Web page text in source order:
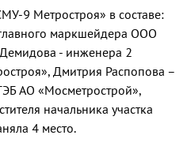
9 Метростроя» в составе:
маркшейдера ООО
- инженера 2
Дмитрия Распопова –
АО «Мосметрострой»,
начальника участка
4 место.